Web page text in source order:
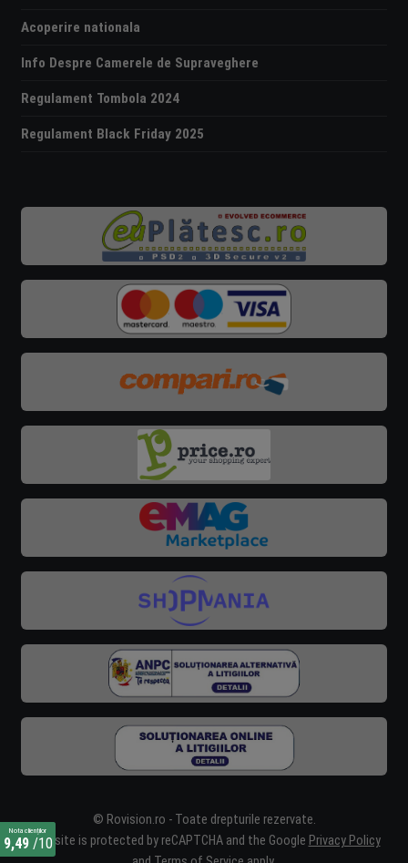
Acoperire nationala
Info Despre Camerele de Supraveghere
Regulament Tombola 2024
Regulament Black Friday 2025
© Rovision.ro - Toate drepturile rezervate.
This site is protected by reCAPTCHA and the Google Privacy Policy
Nota clienților
9,49/10